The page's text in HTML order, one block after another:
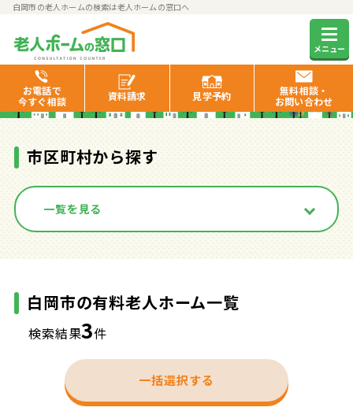
白岡市の老人ホームの検索は老人ホームの窓口へ
メニュー
お電話で
今すぐ相談
資料請求 見学予約
無料相談・
お問い合わせ
白岡市の有料老人ホーム一覧
市区町村から探す
一覧を見る
白岡市の有料老人ホーム一覧
検索結果3件
一括選択する